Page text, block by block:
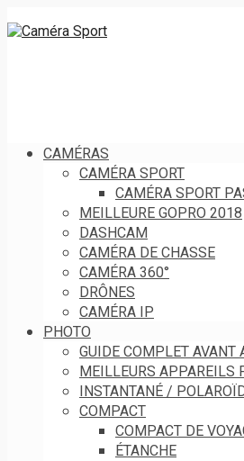
CAMÉRAS
CAMÉRA SPORT
CAMÉRA SPORT
MEILLEURE GOPRO 2018
DASHCAM
CAMÉRA DE CHASSE
CAMÉRA 360°
DRÔNES
CAMÉRA IP
PHOTO
GUIDE COMPLET AVANT
MEILLEURS APPAREILS
INSTANTANÉ /
COMPACT
COMPACT DE
ÉTANCHE